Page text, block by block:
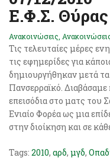
Ε.Φ.Σ. Θύρας
Ανακοινώσεις,
Τις τελευταίες μέρες
τις εφημερίδες για
δημιουργήθηκαν μετά
Πανσερραϊκό. Διαβάσαμε
επεισόδια στο ματς του
Ενιαίο Φορέα ως μια
στην διοίκηση και σε
Tags: 2010, αρδ, μγδ,